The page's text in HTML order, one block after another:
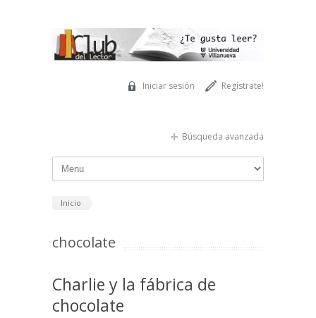
Regístrate!
Iniciar sesión
Búsqueda avanzada
Inicio
chocolate
Charlie y la fábrica de
chocolate